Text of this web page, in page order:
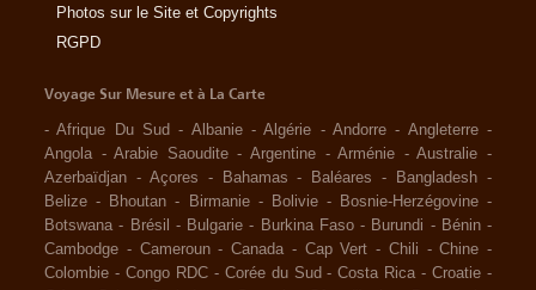
Photos sur le Site et Copyrights
RGPD
Voyage Sur Mesure et à La Carte
-Afrique Du Sud - Albanie -Algérie -Andorre - Angleterre -
Angola -Arabie Saoudite -Argentine -Arménie -Australie -
Azerbaïdjan - Açores - Bahamas - Baléares - Bangladesh -
Belize - Bhoutan - Birmanie - Bolivie - Bosnie-Herzégovine -
Botswana - Brésil - Bulgarie - Burkina Faso - Burundi - Bénin -
Cambodge - Cameroun - Canada - Cap Vert - Chili -Chine -
Colombie - Congo RDC - Corée du Sud -Costa Rica -Croatie -